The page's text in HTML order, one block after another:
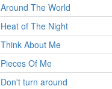
Around The World
Heat of The Night
Think About Me
Pieces Of Me
Don't turn around